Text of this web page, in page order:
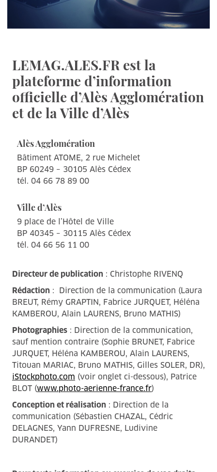
LEMAG.ALES.FR est la
plateforme d’information
officielle d’Alès Agglomération
et de la Ville d’Alès
Alès Agglomération
Bâtiment ATOME, 2 rue Michelet
BP 60249 – 30105 Alès Cédex
tél. 04 66 78 89 00
Ville d’Alès
9 place de l’Hôtel de Ville
BP 40345 – 30115 Alès Cédex
tél. 04 66 56 11 00
Directeur de publication : Christophe RIVENQ
Rédaction : Direction de la communication (Laura
BREUT, Rémy GRAPTIN, Fabrice JURQUET, Héléna
KAMBEROU, Alain LAURENS, Bruno MATHIS)
Photographies : Direction de la communication,
sauf mention contraire (Sophie BRUNET, Fabrice
JURQUET, Héléna KAMBEROU, Alain LAURENS,
Titouan MARIAC, Bruno MATHIS, Gilles SOLER, DR),
iStockphoto.com (voir onglet ci-dessous), Patrice
BLOT (www.photo-aerienne-france.fr)
Conception et réalisation : Direction de la
communication (Sébastien CHAZAL, Cédric
DELAGNES, Yann DUFRESNE, Ludivine
DURANDET)